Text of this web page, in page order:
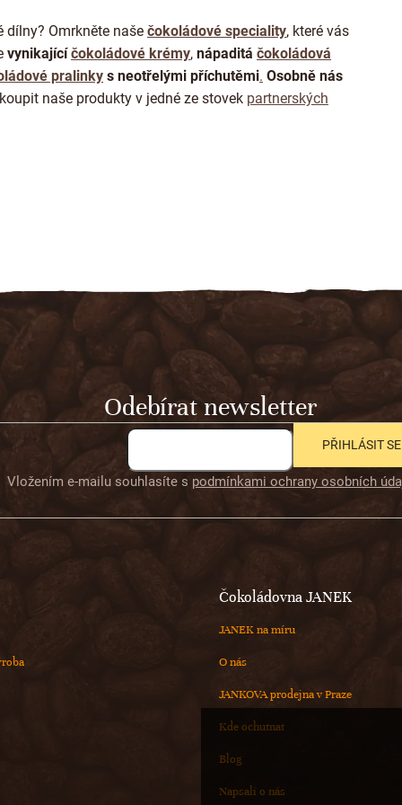
i
s
u
Omrkněte naše čokoládové speciality, které vás
vynikajícíčokoládové krémy, nápaditá čokoládová
pralinky s neotřelými příchutěmi. Osobně nás
naše produkty v jedné ze stovek partnerských
Odebírat newsletter
Vložením e-mailu souhlasíte s podmínkami ochrany osobních
PŘIHLÁSIT SE
Čokoládovna JANEK
JANEK na míru
O nás
JANKOVA prodejna v Praze
Kde ochutnat
Blog
Napsali o nás